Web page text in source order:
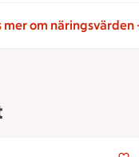
mer om näringsvärden